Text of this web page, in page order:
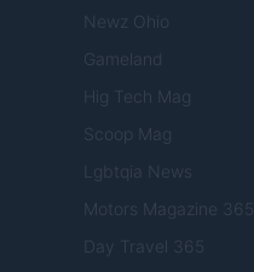
Newz Ohio
Gameland
Hig Tech Mag
Scoop Mag
Lgbtqia News
Motors Magazine 365
Day Travel 365